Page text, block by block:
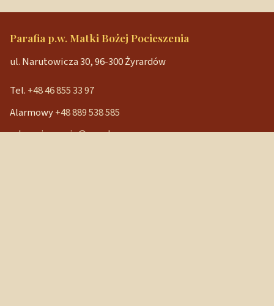
Parafia p.w. Matki Bożej Pocieszenia
ul. Narutowicza 30, 96-300 Żyrardów
Tel. +48 46 855 33 97
Alarmowy+48 889 538 585
mbpocieszenia@wp.pl